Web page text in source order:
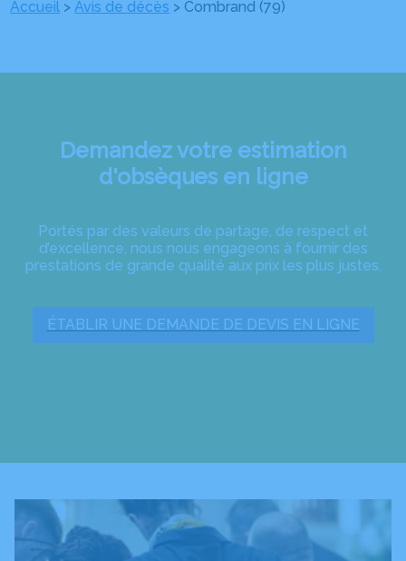
Accueil >Avis de décès > Combrand (79)
Demandez votre estimation
d'obsèques en ligne
Portés par des valeurs de partage, de respect et
d’excellence, nous nous engageons à fournir des
prestations de grande qualité aux prix les plus justes.
ÉTABLIR UNE DEMANDE DE DEVIS EN LIGNE